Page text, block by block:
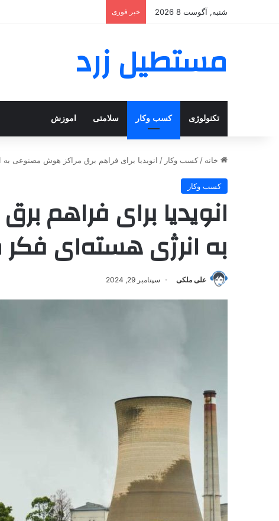
شنبه, آگوست 8 2026 خبر فوری
مستطیل زرد
تکنولوژی کسب وکار سلامتی اموزش
خانه / کسب وکار / انویدیا برای فراهم برق مراکز هوش مصنوعی
کسب وکار
انویدیا برای فراهم
به انرژی هسته‌ای
علی ملکی سپتامبر 29, 2024